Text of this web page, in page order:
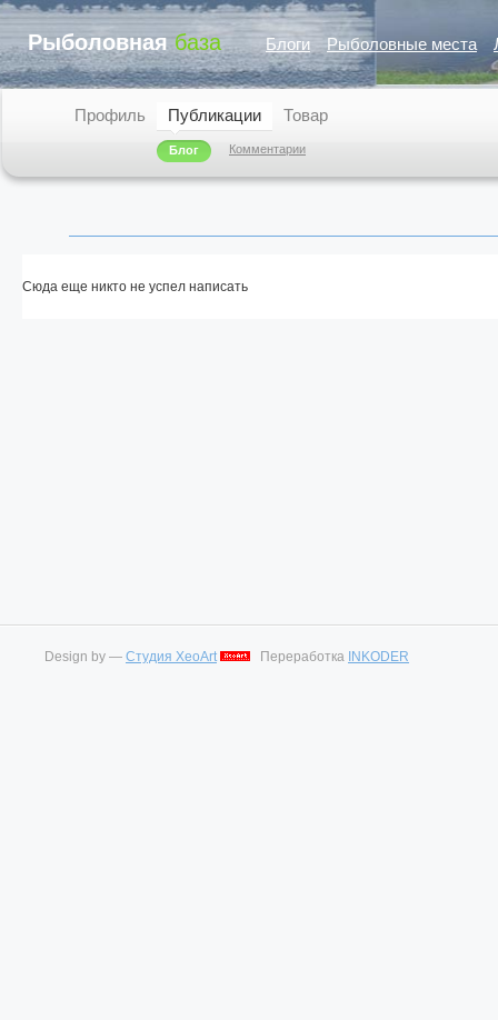
Рыболовная база Блоги Рыболовные места
Профиль Публикации
Блог Комментарии
Товар
Сюда еще никто не успел написать
Design by — Студия XeoArt Переработка INKODER